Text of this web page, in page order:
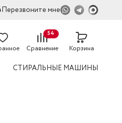
Перезвоните мне
Сравнение
54
Корзина
СТИРАЛЬНЫЕ МАШИНЫ